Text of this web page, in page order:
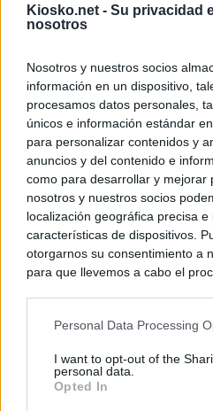
Kiosko.net - Su privacidad
nosotros
Nosotros y nuestros socios
información en un dispositivo,
procesamos datos personales,
únicos e información estándar
para personalizar contenidos y
anuncios y del contenido e
como para desarrollar y mejorar
nosotros y nuestros socios
localización geográfica precisa
características de dispositivos.
otorgarnos su consentimiento a
para que llevemos a cabo el
negar su consentimiento. Tenga
de su consentimiento, pero
rechazar tal procesamiento. Sus
Personal Data Processing
I want to opt-out of the
personal data.
Opted In